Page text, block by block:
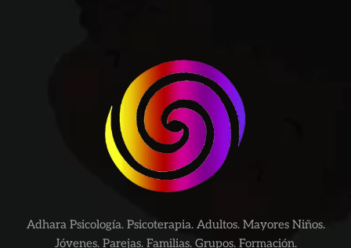
Adhara Psicología. Psicoterapia. Adultos. Mayores Niños.
Jóvenes. Parejas. Familias. Grupos. Formación.